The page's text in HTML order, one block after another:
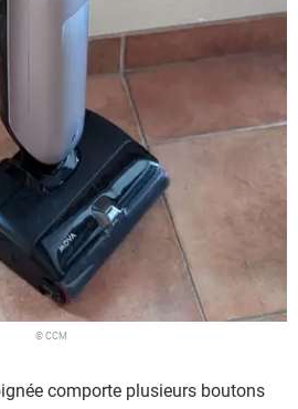
© CCM
comporte plusieurs boutons